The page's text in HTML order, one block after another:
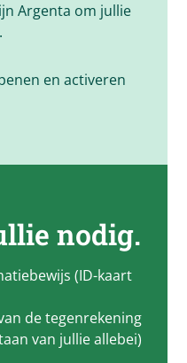
Argenta om jullie
en activeren
nodig.
(ID-kaart
de tegenrekening
van jullie allebei)